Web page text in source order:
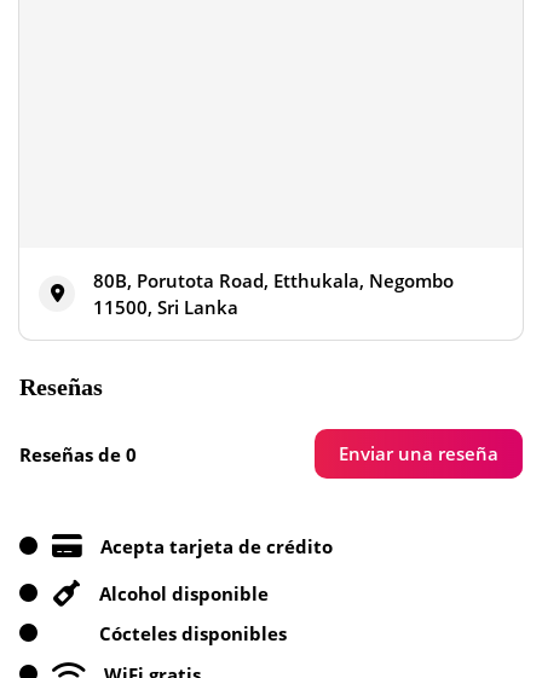
80B, Porutota Road, Etthukala, Negombo
11500, Sri Lanka
Reseñas
Reseñas de 0 Enviar una reseña
Acepta tarjeta de crédito
Alcohol disponible
Cócteles disponibles